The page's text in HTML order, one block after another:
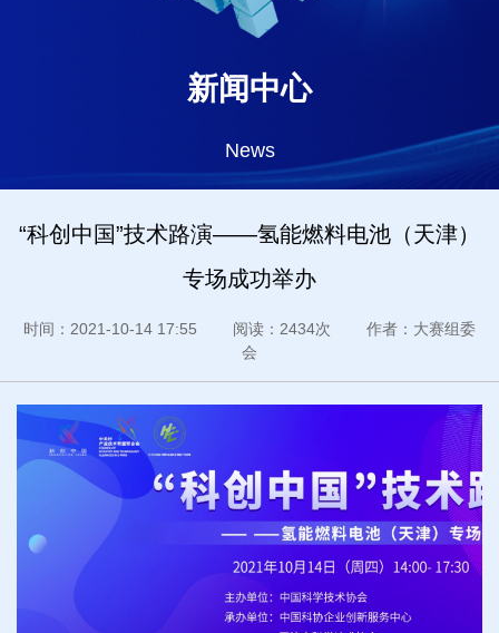
新闻中心
News
“科创中国”技术路演——氢能燃料电池（天津）
专场成功举办
时间：2021-10-14 17:55 阅读：2434次 作者：大赛组委
会